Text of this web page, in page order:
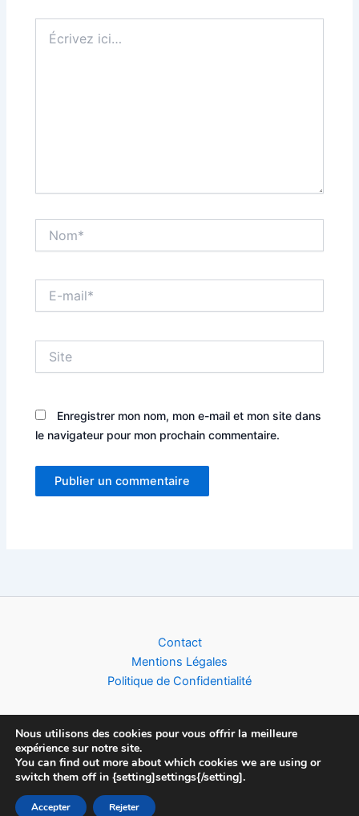
ici…
mail*
Enregistrer mon nom, mon e-mail et mon site dans
le navigateur pour mon prochain commentaire.
Contact
Mentions Légales
Politique de Confidentialité
Copyright © 2026 Football World Cup News | Toute l'actualité du
Foot (Clubs, Compétitions & Equipes Nationales), créé par
Devshivan
Nous utilisons des cookies pour vous offrir la meilleure
expérience sur notre site.
You can find out more about which cookies we are using or
switch them off in {setting]settings{/setting].
Accepter Rejeter